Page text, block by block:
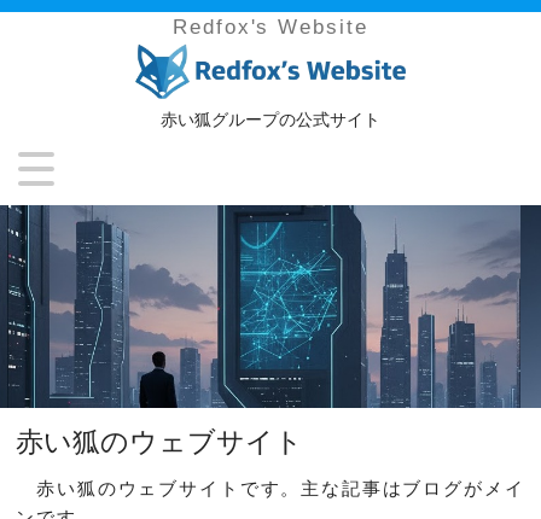
Redfox's Website
赤い狐グループの公式サイト
赤い狐のウェブサイト
赤い狐のウェブサイトです。主な記事はブログがメイ